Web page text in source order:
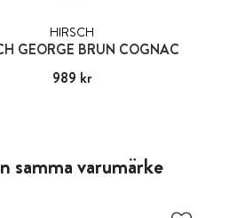
HIRSCH
GEORGE BRUN COGNAC
Pris:989 kr
989 kr
samma varumärke